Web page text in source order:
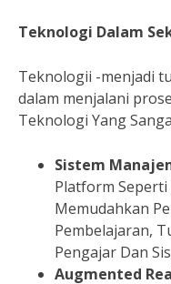
Teknologi Dalam
Teknologii -menjadi
dalam menjalani
Teknologi Yang
Sistem
Platform
Memudahkan
Pembelajaran,
Pengajar Dan
Augmented